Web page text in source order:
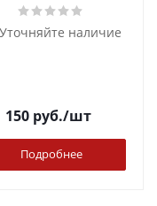
Уточняйте наличие
150руб./шт
Подробнее